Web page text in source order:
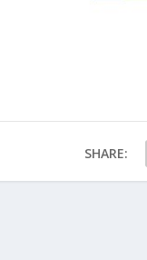
SHARE: